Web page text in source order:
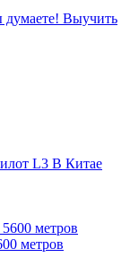
Выучить
В Китае
метров